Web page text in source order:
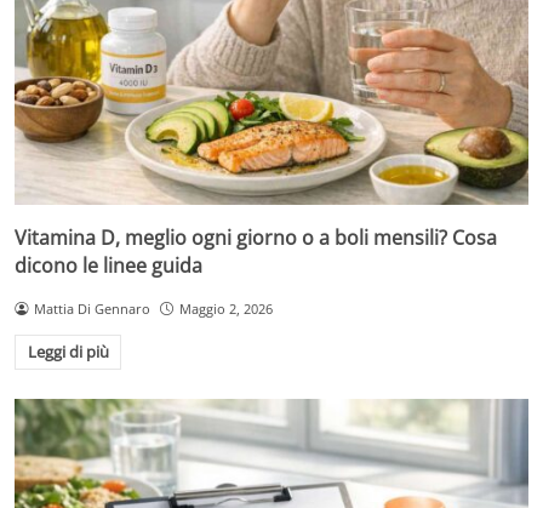
Vitamina D, meglio ogni giorno o a boli mensili? Cosa
dicono le linee guida
Mattia Di Gennaro Maggio 2, 2026
Leggi di più